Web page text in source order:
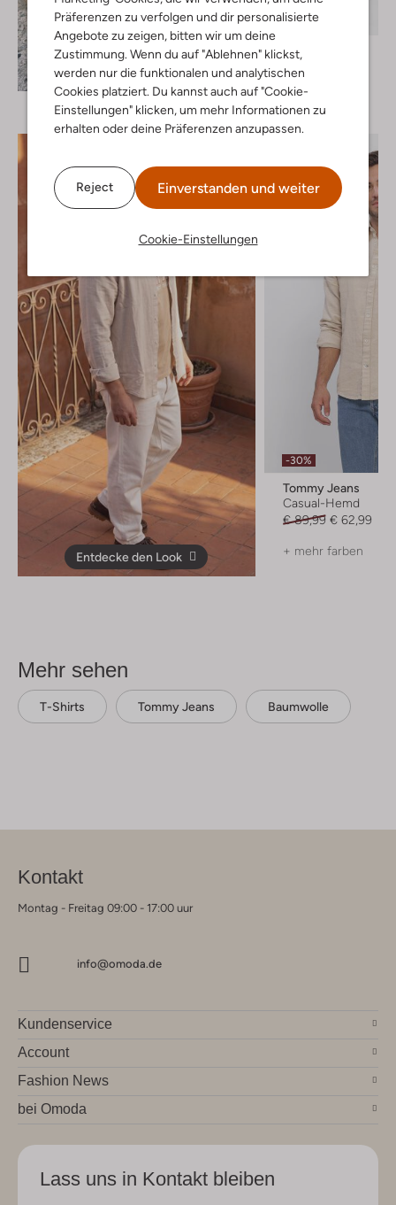
Präferenzen zu verfolgen und dir personalisierte
Angebote zu zeigen, bitten wir um deine
Zustimmung. Wenn du auf "Ablehnen" klickst,
werden nur die funktionalen und analytischen
Cookies platziert. Du kannst auch auf "Cookie-
Einstellungen" klicken, um mehr Informationen zu
erhalten oder deine Präferenzen anzupassen.
Reject Einverstanden und weiter
Cookie-Einstellungen
Entdecke den Look
Letzter Artikel
Levi's
Kurze Hose
€ 64,99
Entdecke den Look
-30%
Tommy Jeans
Casual-Hemd
€ 89,99 € 62,99
+ mehr farben
Mehr sehen
T-Shirts Tommy Jeans Baumwolle
Kontakt
Montag - Freitag 09:00 - 17:00 uur
info@omoda.de
Kundenservice
Account
Fashion News
bei Omoda
Lass uns in Kontakt bleiben